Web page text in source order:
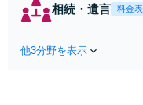
相続・遺言 料金
他3分野を表示